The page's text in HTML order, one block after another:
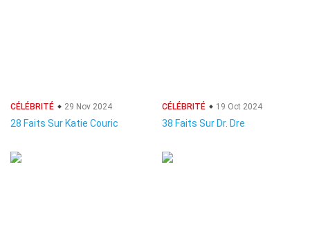
CÉLÉBRITÉ 29 Nov 2024
28 Faits Sur Katie Couric
CÉLÉBRITÉ 19 Oct 2024
38 Faits Sur Dr. Dre